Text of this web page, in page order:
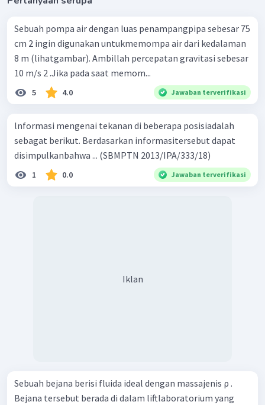
Sebuah pompa air dengan luas penampangpipa sebesar 75
cm 2 ingin digunakan untukmemompa air dari kedalaman
8 m (lihatgambar). Ambillah percepatan gravitasi sebesar
10 m/s 2 .Jika pada saat memom...
5 4.0 Jawaban terverifikasi
lnformasi mengenai tekanan di beberapa posisiadalah
sebagat berikut. Berdasarkan informasitersebut dapat
disimpulkanbahwa ... (SBMPTN 2013/IPA/333/18)
1 0.0 Jawaban terverifikasi
Iklan
Sebuah bejana berisi fluida ideal dengan massajenis ρ .
Bejana tersebut berada di dalam liftlaboratorium yang